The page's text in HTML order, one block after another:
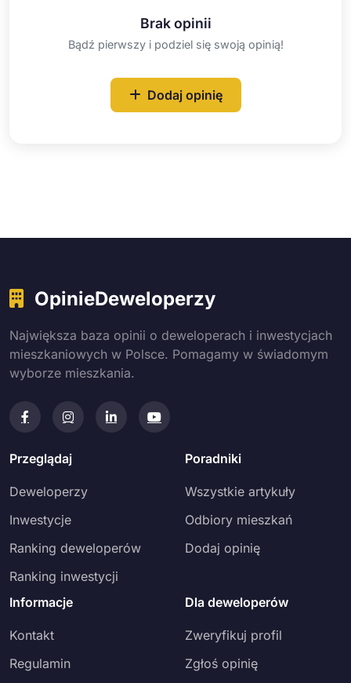
Brak opinii
Bądź pierwszy i podziel się swoją opinią!
Dodaj opinię
OpinieDeweloperzy
Największa baza opinii o deweloperach i inwestycjach
mieszkaniowych w Polsce. Pomagamy w świadomym
wyborze mieszkania.
Przeglądaj
Deweloperzy
Inwestycje
Ranking deweloperów
Ranking inwestycji
Poradniki
Wszystkie artykuły
Odbiory mieszkań
Dodaj opinię
Informacje
Kontakt
Regulamin
Dla deweloperów
Zweryfikuj profil
Zgłoś opinię